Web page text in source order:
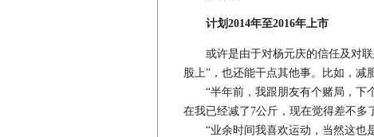
计划2014年至2016年上市
或许是由于对杨元庆的信任及对联
股上”，也还能干点其他事。比如，减
“半年前，我跟朋友有个赌局，下
在我已经减了7公斤，现在觉得差不多
“业余时间我喜欢运动，当然这也